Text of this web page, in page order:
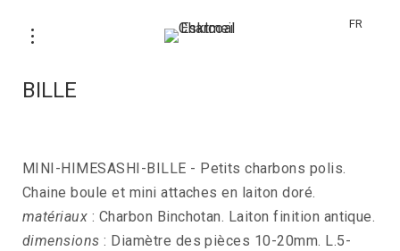
FR
BILLE
MINI-HIMESASHI-BILLE - Petits charbons polis.
Chaine boule et mini attaches en laiton doré.
matériaux : Charbon Binchotan. Laiton finition antique.
dimensions : Diamètre des pièces 10-20mm. L.5-